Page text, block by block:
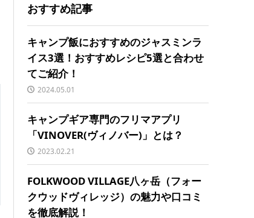
おすすめ記事
キャンプ飯におすすめのジャスミンラ
イス3選！おすすめレシピ5選と合わせ
てご紹介！
2024.05.01
キャンプギア専門のフリマアプリ
「VINOVER(ヴィノバー)」とは？
2023.02.21
FOLKWOOD VILLAGE八ヶ岳（フォー
クウッドヴィレッジ）の魅力や口コミ
を徹底解説！